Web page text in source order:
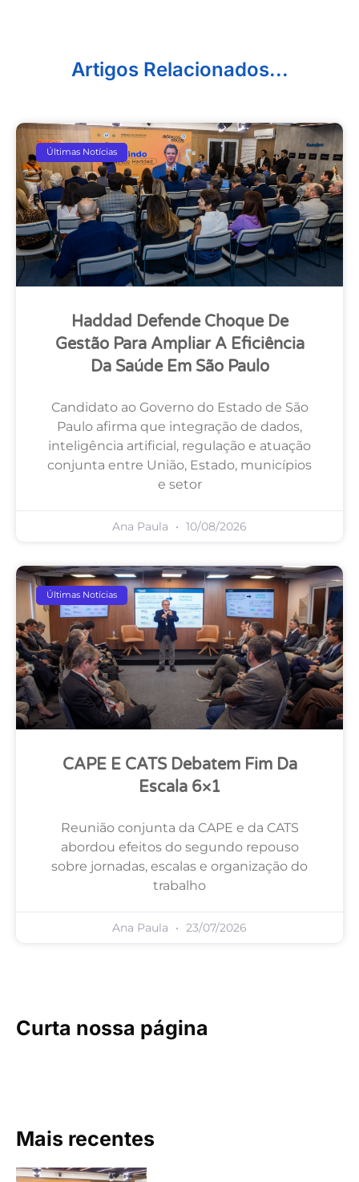
Artigos Relacionados...
Últimas Notícias
Haddad Defende Choque De
Gestão Para Ampliar A Eficiência
Da Saúde Em São Paulo
Candidato ao Governo do Estado de São
Paulo afirma que integração de dados,
inteligência artificial, regulação e atuação
conjunta entre União, Estado, municípios
e setor
Ana Paula 10/08/2026
Últimas Notícias
CAPE E CATS Debatem Fim Da
Escala 6×1
Reunião conjunta da CAPE e da CATS
abordou efeitos do segundo repouso
sobre jornadas, escalas e organização do
trabalho
Ana Paula 23/07/2026
Curta nossa página
Mais recentes